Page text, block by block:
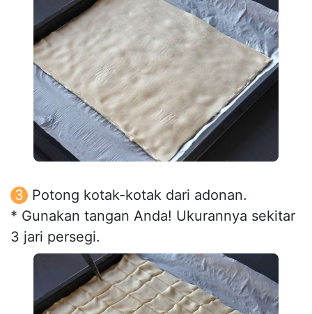
Potong kotak-kotak dari adonan.
* Gunakan tangan Anda! Ukurannya sekitar
3 jari persegi.